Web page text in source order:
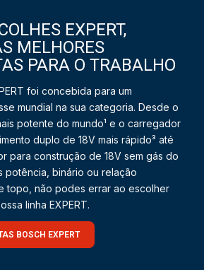
EXPERT,
MELHORES
PARA O TRABALHO
foi concebida para um
mundial na sua categoria. Desde o
potente do mundo¹ e o carregador
duplo de 18V mais rápido³ até
para construção de 18V sem gás do
potência, binário ou relação
topo, não podes errar ao escolher
linha EXPERT.
BOSCH EXPERT